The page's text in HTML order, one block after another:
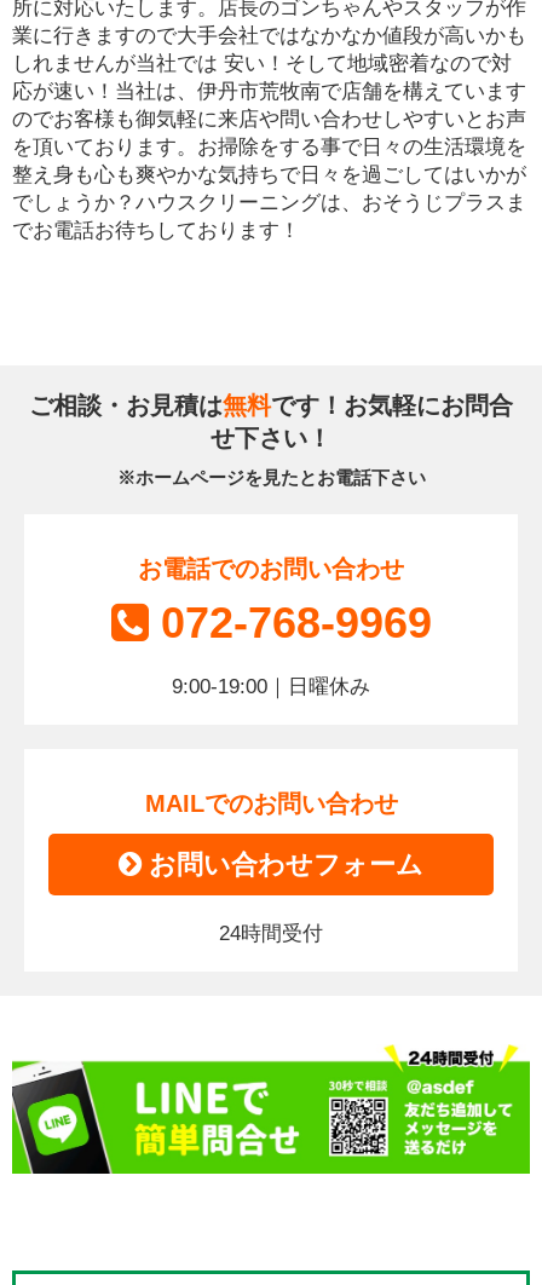
所に対応いたします。店長のゴンちゃんやスタッフが作
業に行きますので大手会社ではなかなか値段が高いかも
しれませんが当社では 安い！そして地域密着なので対
応が速い！当社は、伊丹市荒牧南で店舗を構えています
のでお客様も御気軽に来店や問い合わせしやすいとお声
を頂いております。お掃除をする事で日々の生活環境を
整え身も心も爽やかな気持ちで日々を過ごしてはいかが
でしょうか？ハウスクリーニングは、おそうじプラスま
でお電話お待ちしております！
ご相談・お見積は無料です！お気軽にお問合
せ下さい！
※ホームページを見たとお電話下さい
お電話でのお問い合わせ
072-768-9969
9:00-19:00｜日曜休み
MAILでのお問い合わせ
お問い合わせフォーム
24時間受付